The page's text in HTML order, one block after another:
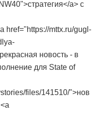
a> с
href="https://mttx.ru/gugl-
новость - в
для State of
files/141510/">нов